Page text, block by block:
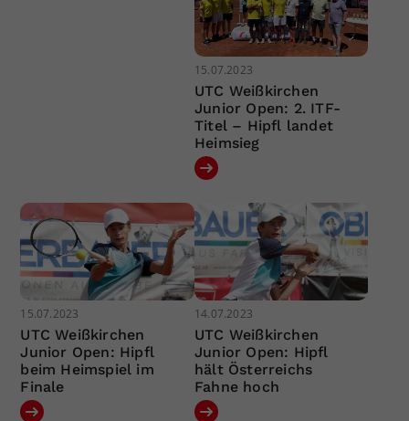
15.07.2023
UTC Weißkirchen
Junior Open: 2. ITF-
Titel – Hipfl landet
Heimsieg
15.07.2023
UTC Weißkirchen
Junior Open: Hipfl
beim Heimspiel im
Finale
14.07.2023
UTC Weißkirchen
Junior Open: Hipfl
hält Österreichs
Fahne hoch